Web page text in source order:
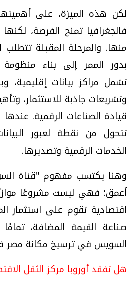
لكن هذه الميزة، على
فالجغرافيا تمنح الفرصة،
منها. والمرحلة المقبلة تتطلب
بدور الممر إلى بناء
تشمل مراكز بيانات إقليمية،
وتشريعات جاذبة للاستثمار،
قيادة الصناعات الرقمية.
تتحول من نقطة لعبور
الخدمات الرقمية وتصديرها.
وهنا يكتسب مفهوم "قناة
أعمق؛ فهي ليست مشروعًا موازيًا
اقتصادية تقوم على استثمار
صناعة القيمة المضافة،
السويس في ترسيخ مكانة مصر في
هل تفقد أوروبا مركز الثقل